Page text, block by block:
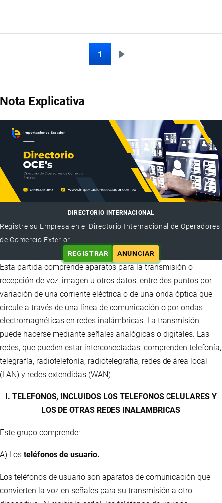
1
Nota Explicativa
DIRECTORIO INTERNACIONAL
Registre su Empresa en el Directorio Internacional de Operadores
de Comercio Exterior
REGISTRAR
ANUNCIAR
Esta partida comprende aparatos para la transmisión o
recepción de voz, imagen u otros datos, entre dos puntos por
variación de una corriente eléctrica o de una onda óptica que
circule a través de una línea de comunicación o por ondas
electromagnéticas en redes inalámbricas. La transmisión
puede hacerse mediante señales analógicas o digitales. Las
redes, que pueden estar interconectadas, comprenden telefonía,
telegrafía, radiotelefonía, radiotelegrafía, redes de área local
(LAN) y redes extendidas (WAN).
I. TELEFONOS, INCLUIDOS LOS TELEFONOS CELULARES Y
LOS DE OTRAS REDES INALAMBRICAS
Este grupo comprende:
A) Los teléfonos de usuario.
Los teléfonos de usuario son aparatos de comunicación que
convierten la voz en señales para su transmisión a otro